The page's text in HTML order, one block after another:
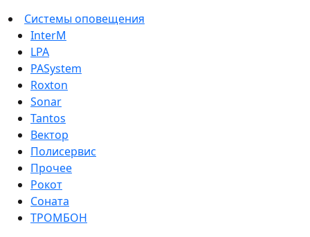
Системы оповещения
InterM
LPA
PASystem
Roxton
Sonar
Tantos
Вектор
Полисервис
Прочее
Рокот
Соната
ТРОМБОН